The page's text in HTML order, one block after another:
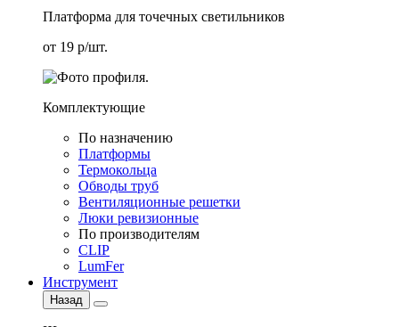
Платформа для точечных светильников
от 19 р/шт.
Комплектующие
По назначению
Платформы
Термокольца
Обводы труб
Вентиляционные решетки
Люки ревизионные
По производителям
CLIP
LumFer
Инструмент
Назад